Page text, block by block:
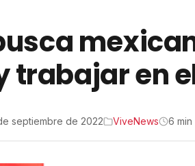
trabajar en
septiembre de 2022 ViveNews 6 min